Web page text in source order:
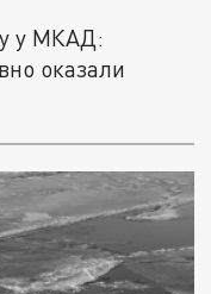
у МКАД:
оказали